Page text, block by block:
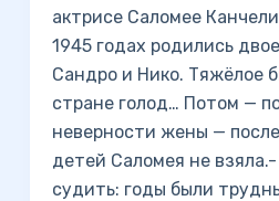
актрисе Саломее
1945 годах родились
Сандро и Нико. Тяжёлое
стране голод… Потом —
неверности жены —
детей Саломея не
судить: годы были